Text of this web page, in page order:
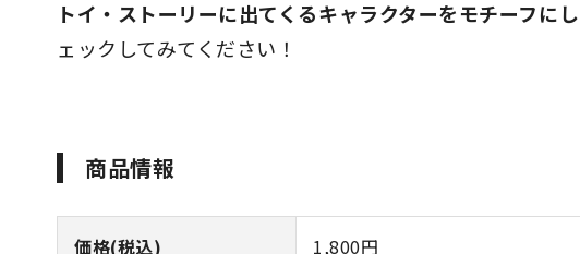
トイ・ストーリーに出てくるキャラクターをモチーフに
ェックしてみてください！
商品情報
価格(税込) 1,800円